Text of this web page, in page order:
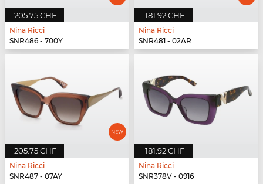
205.75 CHF
Nina Ricci
SNR486 - 700Y
181.92 CHF
Nina Ricci
SNR481 - 02AR
205.75 CHF
Nina Ricci
SNR487 - 07AY
181.92 CHF
Nina Ricci
SNR378V - 0916